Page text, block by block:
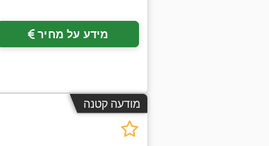
מידע על מחיר
מודעה קטנה